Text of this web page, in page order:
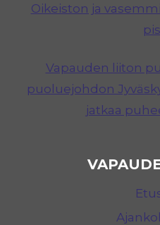
Oikeiston ja
Vapauden liiton
puoluejohdon
jatkaa